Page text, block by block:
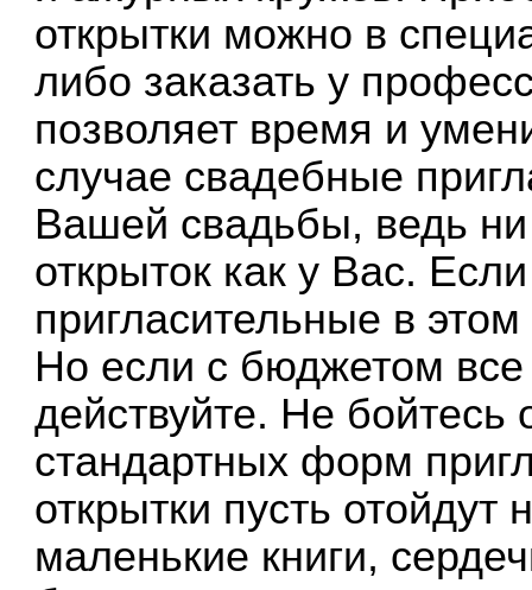
открытки можно в
либо заказать у
позволяет время и
случае свадебные
Вашей свадьбы, ведь ни
открыток как у Вас.
пригласительные в
Но если с бюджетом все
действуйте. Не бойтесь
стандартных форм
открытки пусть отойдут
маленькие книги,